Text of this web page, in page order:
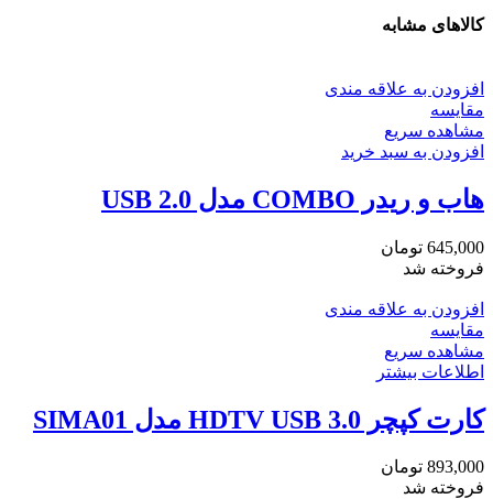
کالاهای مشابه
افزودن به علاقه مندی
مقایسه
مشاهده سریع
افزودن به سبد خرید
هاب و ریدر COMBO مدل USB 2.0
645,000 تومان
فروخته شد
افزودن به علاقه مندی
مقایسه
مشاهده سریع
اطلاعات بیشتر
کارت کپچر HDTV USB 3.0 مدل SIMA01
893,000 تومان
فروخته شد